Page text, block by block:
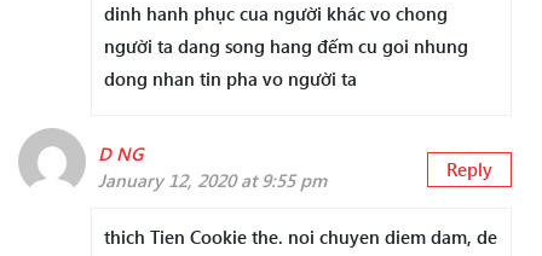
dinh hanh phục cua người khác vo chong
người ta dang song hang đếm cu goi nhung
dong nhan tin pha vo người ta
D NG
January 12, 2020 at 9:55 pm
Reply
thich Tien Cookie the. noi chuyen diem dam, de